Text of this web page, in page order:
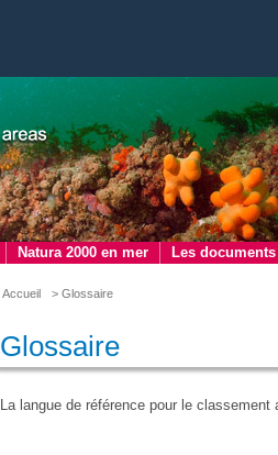
Natura 2000 en mer Les documents
Accueil > Glossaire
Glossaire
La langue de référence pour le